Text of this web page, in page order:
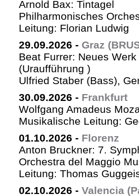
Arnold Bax: Tintagel
Philharmonisches
Leitung: Florian Ludwig
29.09.2026 - Graz
Beat Furrer: Neues
(Uraufführung )
Ulfried Staber (Bass),
30.09.2026 - Frankfurt
Wolfgang Amadeus
Musikalische Leitung:
01.10.2026 - Florenz
Anton Bruckner: 7.
Orchestra del Maggio
Leitung: Thomas
02.10.2026 - Valencia